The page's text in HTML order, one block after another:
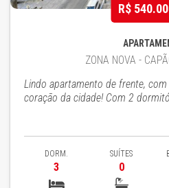
R$
ZONA NOVA -
Lindo apartamento de frente,
coração da cidade! Com 2
DORM.
3
SUÍTES
0